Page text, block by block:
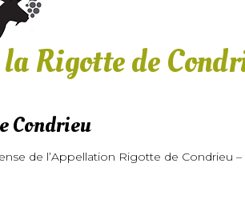
Rigotte de
Condrieu
de l’Appellation Rigotte de Condrieu